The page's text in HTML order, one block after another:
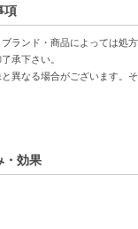
肌の潤いをサポート
設計
項
ランド・商品によっては処
承下さい。
異なる場合がございます。
・効果